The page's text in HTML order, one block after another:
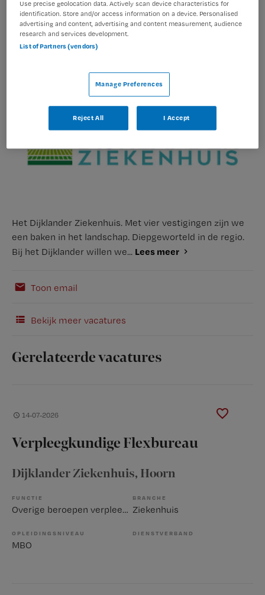
Deze vacature Traineeship verpleegkundige zonder
ziekenhuiservaring bij Dijklander Ziekenhuis is niet meer
actueel. Hieronder staan enkele vergelijkbare vacatures
die voor u wellicht interessant zijn.
Het Dijklander Ziekenhuis. Met vier vestigingen zijn we
een baken in het landschap. Diepgeworteld in de regio.
Bij het Dijklander willen we... Lees meer
Toon email
Bekijk meer vacatures
Gerelateerde vacatures
14-07-2026
Verpleegkundige Flexbureau
Dijklander Ziekenhuis, Hoorn
FUNCTIE
Overige beroepen verpleegkunde
BRANCHE
Ziekenhuis
OPLEIDINGSNIVEAU
MBO
DIENSTVERBAND
Use precise geolocation data. Actively scan device characteristics for
identification. Store and/or access information on a device. Personalised
advertising and content, advertising and content measurement, audience
research and services development.
List of Partners (vendors)
Manage Preferences
Reject All I Accept